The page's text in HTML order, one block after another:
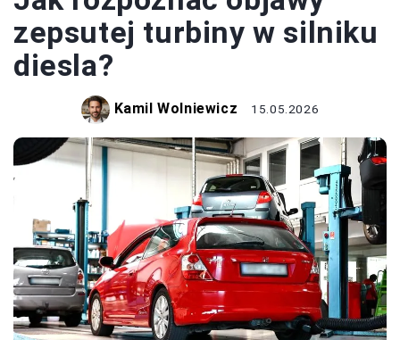
zepsutej turbiny w silniku
diesla?
Kamil Wolniewicz 15.05.2026